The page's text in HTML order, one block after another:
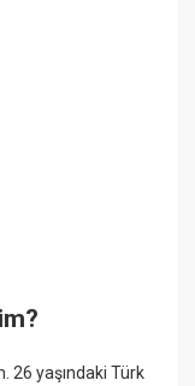
26 yaşındaki Türk